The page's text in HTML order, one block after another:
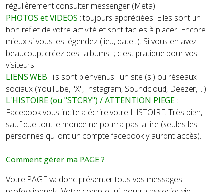
régulièrement consulter messenger (Meta).
PHOTOS et VIDEOS : toujours appréciées. Elles sont un
bon reflet de votre activité et sont faciles à placer. Encore
mieux si vous les légendez (lieu, date...). Si vous en avez
beaucoup, créez des "albums" ; c'est pratique pour vos
visiteurs.
LIENS WEB : ils sont bienvenus : un site (si) ou réseaux
sociaux (YouTube, "X", Instagram, Soundcloud, Deezer, ...)
L'HISTOIRE(ou "STORY") / ATTENTION PIEGE :
Facebook vous incite a écrire votre HISTOIRE. Très bien,
sauf que tout le monde ne pourra pas la lire (seules les
personnes qui ont un compte facebook y auront accès).
Comment gérer ma PAGE ?
Votre PAGE va donc présenter tous vos messages